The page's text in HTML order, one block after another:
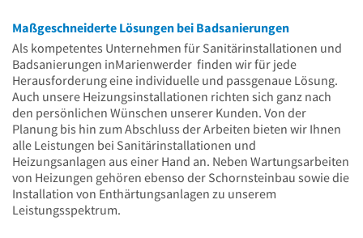
Maßgeschneiderte Lösungen bei Badsanierungen
Als kompetentes Unternehmen für Sanitärinstallationen und
Badsanierungen inMarienwerder finden wir für jede
Herausforderung eine individuelle und passgenaue Lösung.
Auch unsere Heizungsinstallationen richten sich ganz nach
den persönlichen Wünschen unserer Kunden. Von der
Planung bis hin zum Abschluss der Arbeiten bieten wir Ihnen
alle Leistungen bei Sanitärinstallationen und
Heizungsanlagen aus einer Hand an. Neben Wartungsarbeiten
von Heizungen gehören ebenso der Schornsteinbau sowie die
Installation von Enthärtungsanlagen zu unserem
Leistungsspektrum.